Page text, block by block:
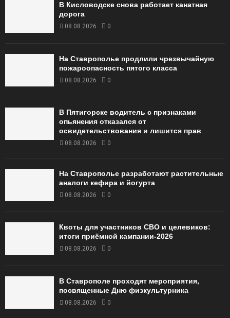
В Кисловодске снова работает канатная
дорога
08.08.2026 0
На Ставрополье продлили чрезвычайную
пожароопасность пятого класса
08.08.2026 0
В Пятигорске водитель с признаками
опьянения отказался от
освидетельствования и лишится прав
08.08.2026 0
На Ставрополье разработают растительные
аналоги кефира и йогурта
08.08.2026 0
Квоты для участников СВО и целевиков:
итоги приёмной кампании‑2026
08.08.2026 0
В Ставрополе проходят мероприятия,
посвященные Дню физкультурника
08.08.2026 0